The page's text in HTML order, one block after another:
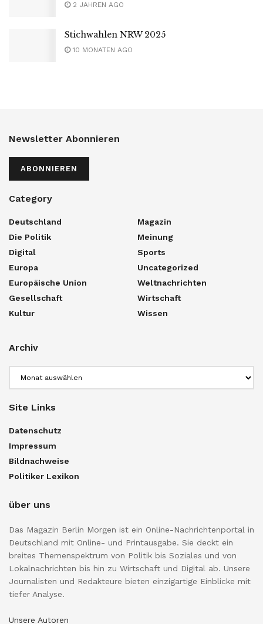
2 JAHREN AGO
Stichwahlen NRW 2025
10 MONATEN AGO
Newsletter Abonnieren
ABONNIEREN
Category
Deutschland
Die Politik
Digital
Europa
Europäische Union
Gesellschaft
Kultur
Magazin
Meinung
Sports
Uncategorized
Weltnachrichten
Wirtschaft
Wissen
Archiv
Site Links
Datenschutz
Impressum
Bildnachweise
Politiker Lexikon
über uns
Das Magazin Berlin Morgen ist ein Online-Nachrichtenportal in
Deutschland mit Online- und Printausgabe. Sie deckt ein
breites Themenspektrum von Politik bis Soziales und von
Lokalnachrichten bis hin zu Wirtschaft und Digital ab. Unsere
Journalisten und Redakteure bieten einzigartige Einblicke mit
tiefer Analyse.
Unsere Autoren